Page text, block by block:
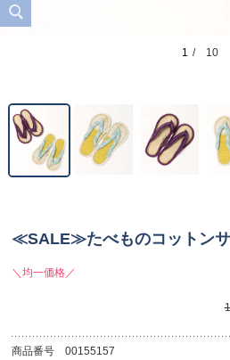
1 / 10
≪SALE≫たべものコットン
＼均一価格／
商品番号 00155157